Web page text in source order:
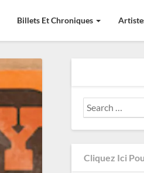
Billets Et Chroniques
Search
for:
Cliquez Ici